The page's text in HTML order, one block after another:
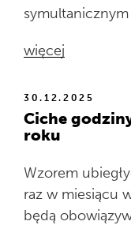
więcej
30.12.2025
Ciche
roku
Wzorem
raz w miesiącu
będą